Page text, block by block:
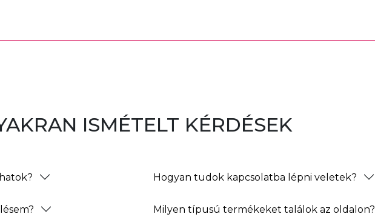
ISMÉTELT KÉRDÉSEK
Hogyan tudok kapcsolatba lépni veletek?
Milyen típusú termékeket találok az oldalon?